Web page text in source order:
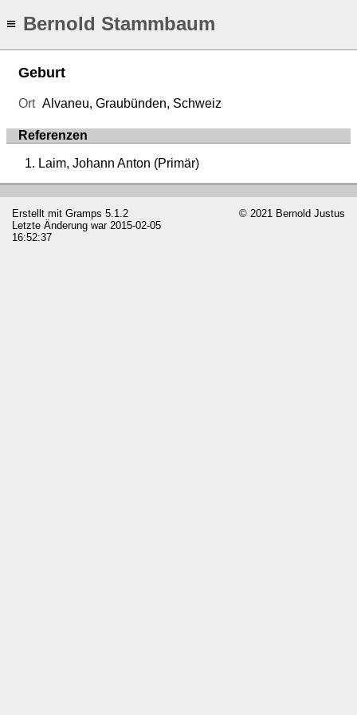
≡ Bernold Stammbaum
Geburt
Ort Alvaneu, Graubünden, Schweiz
Referenzen
Laim, Johann Anton (Primär)
Erstellt mit Gramps 5.1.2
Letzte Änderung war 2015-02-05
16:52:37
© 2021 Bernold Justus